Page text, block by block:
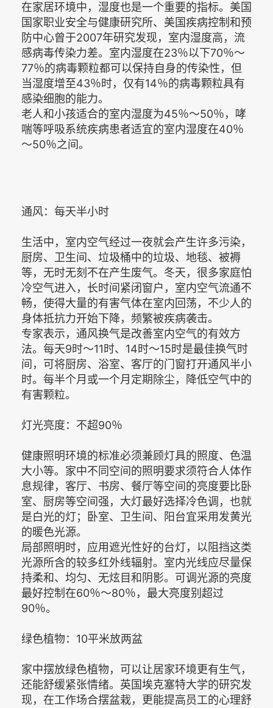
在家居环境中，湿度也是一个重要的指标。美国
国家职业安全与健康研究所、美国疾病控制和预
防中心曾于2007年研究发现，室内湿度高，流
感病毒传染力差。室内湿度在23％以下70％～
77％的病毒颗粒都可以保持自身的传染性，但
当湿度增至43％时，仅有14％的病毒颗粒具有
感染细胞的能力。
老人和小孩适合的室内湿度为45％～50％，哮
喘等呼吸系统疾病患者适宜的室内湿度在40％
～50％之间。
通风：每天半小时
生活中，室内空气经过一夜就会产生许多污染，
厨房、卫生间、垃圾桶中的垃圾、地毯、被褥
等，无时无刻不在产生废气。冬天，很多家庭怕
冷空气进入，长时间紧闭窗户，室内空气流通不
畅，使得大量的有害气体在室内回荡，不少人的
身体抵抗力开始下降，频繁被疾病袭击。
专家表示，通风换气是改善室内空气的有效方
法。每天9时～11时、14时～15时是最佳换气时
间，可将厨房、浴室、客厅的门窗打开通风半小
时。每半个月或一个月定期除尘，降低空气中的
有害颗粒。
灯光亮度：不超90％
健康照明环境的标准必须兼顾灯具的照度、色温
大小等。家中不同空间的照明要求须符合人体作
息规律，客厅、书房、餐厅等空间的亮度要比卧
室、厨房等空间强，大灯最好选择冷色调，也就
是白光的灯；卧室、卫生间、阳台宜采用发黄光
的暖色光源。
局部照明时，应用遮光性好的台灯，以阻挡这类
光源所含的较多红外线辐射。室内光线应尽量保
持柔和、均匀、无炫目和阴影。可调光源的亮度
最好控制在60％～80％，最大亮度别超过
90％。
绿色植物：10平米放两盆
家中摆放绿色植物，可以让居家环境更有生气，
还能舒缓紧张情绪。英国埃克塞特大学的研究发
现，在工作场合摆盆栽，更能提高员工的心理舒